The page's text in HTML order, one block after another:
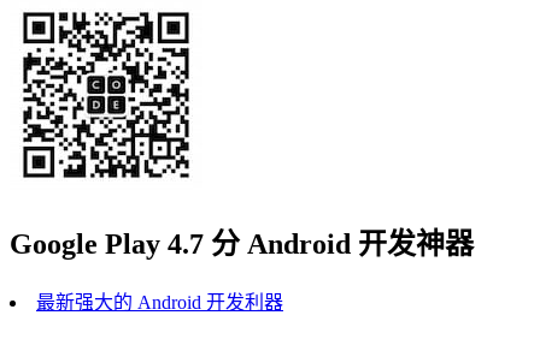
Google Play 4.7 分 Android 开发神器
最新强大的 Android 开发利器